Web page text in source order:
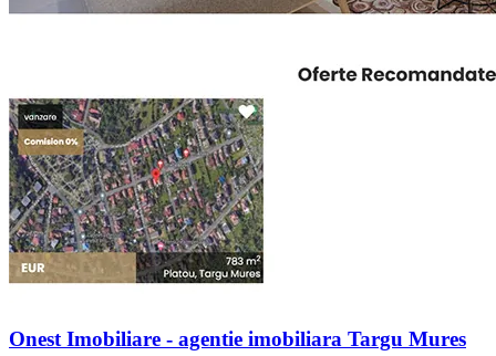
Onest Imobiliare - agentie imobiliara Targu Mures